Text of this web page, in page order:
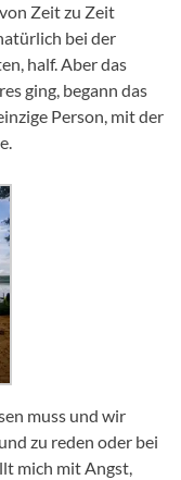
Zeit zu Zeit
bei der
half. Aber das
ging, begann das
Person, mit der
muss und wir
zu reden oder bei
mich mit Angst,